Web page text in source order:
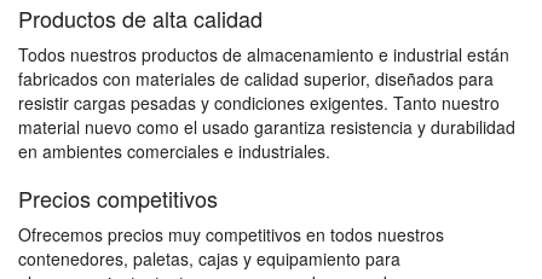
Productos de alta calidad
Todos nuestros productos de almacenamiento e industrial están
fabricados con materiales de calidad superior, diseñados para
resistir cargas pesadas y condiciones exigentes. Tanto nuestro
material nuevo como el usado garantiza resistencia y durabilidad
en ambientes comerciales e industriales.
Precios competitivos
Ofrecemos precios muy competitivos en todos nuestros
contenedores, paletas, cajas y equipamiento para